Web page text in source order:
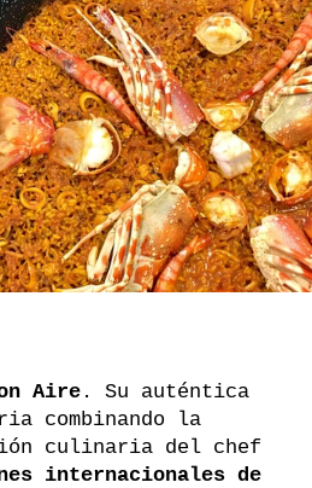
Aire . Su auténtica
combinando la
culinaria del chef
internacionales de